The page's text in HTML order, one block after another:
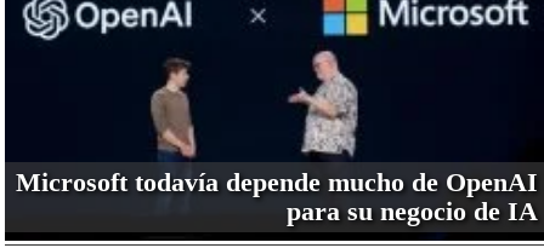
Microsoft todavía depende mucho de OpenAI
para su negocio de IA